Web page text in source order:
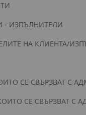
- ИЗПЪЛНИТЕЛИ
НА КЛИЕНТА/
СЕ СВЪРЗВАТ С
СЕ СВЪРЗВАТ С